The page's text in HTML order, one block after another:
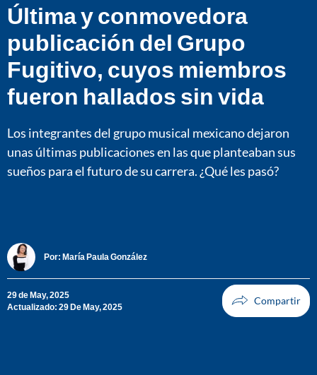
Última y conmovedora
publicación del Grupo
Fugitivo, cuyos miembros
fueron hallados sin vida
Los integrantes del grupo musical mexicano dejaron
unas últimas publicaciones en las que planteaban sus
sueños para el futuro de su carrera. ¿Qué les pasó?
Por: María Paula González
29 de May, 2025
Actualizado: 29 De May, 2025